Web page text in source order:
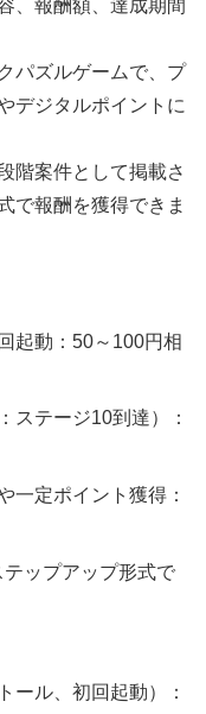
、報酬額、達成期間
パズルゲームで、プ
デジタルポイントに
階案件として掲載さ
で報酬を獲得できま
起動：50～100円相
ステージ10到達）：
一定ポイント獲得：
ップアップ形式で
ール、初回起動）：